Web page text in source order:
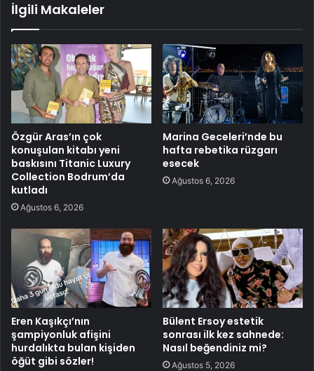
İlgili Makaleler
Özgür Aras’ın çok
konuşulan kitabı yeni
baskısını Titanic Luxury
Collection Bodrum’da
kutladı
Ağustos 6, 2026
Marina Geceleri’nde bu
hafta rebetika rüzgarı
esecek
Ağustos 6, 2026
Eren Kaşıkçı’nın
şampiyonluk afişini
hurdalıkta bulan kişiden
öğüt gibi sözler!
Bülent Ersoy estetik
sonrası ilk kez sahnede:
Nasıl beğendiniz mi?
Ağustos 5, 2026